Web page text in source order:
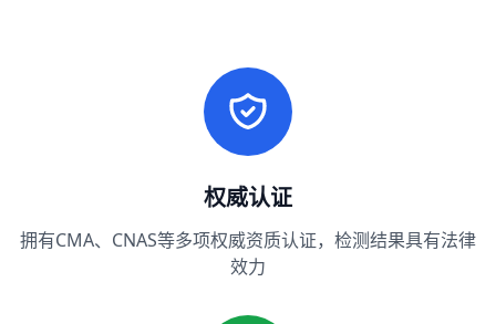
权威认证
拥有CMA、CNAS等多项权威资质认证，检测结果具有法律
效力